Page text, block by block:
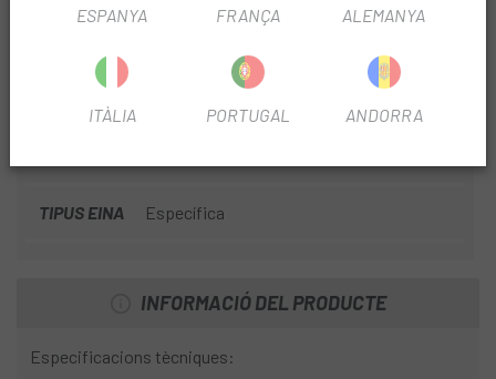
perfil de la dent tallada amb làser de l'eina coincideix
fer malbé la superfície.
TIPUS EINA Específica
INFORMACIÓ DEL PRODUCTE
Especificacions tècniques:
ESPANYA FRANÇA ALEMANYA
ITÀLIA PORTUGAL ANDORRA